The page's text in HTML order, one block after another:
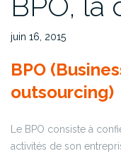
juin 16, 2015
BPO
outsourcing)
Le BPO consiste à
activités de son